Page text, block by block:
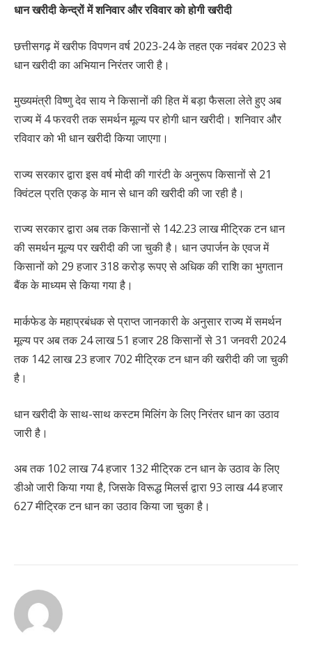
धान खरीदी केन्द्रों में शनिवार और रविवार को होगी खरीदी
छत्तीसगढ़ में खरीफ विपणन वर्ष 2023-24 के तहत एक नवंबर 2023 से
धान खरीदी का अभियान निरंतर जारी है।
मुख्यमंत्री विष्णु देव साय ने किसानों की हित में बड़ा फैसला लेते हुए अब
राज्य में 4 फरवरी तक समर्थन मूल्य पर होगी धान खरीदी। शनिवार और
रविवार को भी धान खरीदी किया जाएगा।
राज्य सरकार द्वारा इस वर्ष मोदी की गारंटी के अनुरूप किसानों से 21
क्विंटल प्रति एकड़ के मान से धान की खरीदी की जा रही है।
राज्य सरकार द्वारा अब तक किसानों से 142.23 लाख मीट्रिक टन धान
की समर्थन मूल्य पर खरीदी की जा चुकी है। धान उपार्जन के एवज में
किसानों को 29 हजार 318 करोड़ रूपए से अधिक की राशि का भुगतान
बैंक के माध्यम से किया गया है।
मार्कफेड के महाप्रबंधक से प्राप्त जानकारी के अनुसार राज्य में समर्थन
मूल्य पर अब तक 24 लाख 51 हजार 28 किसानों से 31 जनवरी 2024
तक 142 लाख 23 हजार 702 मीट्रिक टन धान की खरीदी की जा चुकी
है।
धान खरीदी के साथ-साथ कस्टम मिलिंग के लिए निरंतर धान का उठाव
जारी है।
अब तक 102 लाख 74 हजार 132 मीट्रिक टन धान के उठाव के लिए
डीओ जारी किया गया है, जिसके विरूद्ध मिलर्स द्वारा 93 लाख 44 हजार
627 मीट्रिक टन धान का उठाव किया जा चुका है।